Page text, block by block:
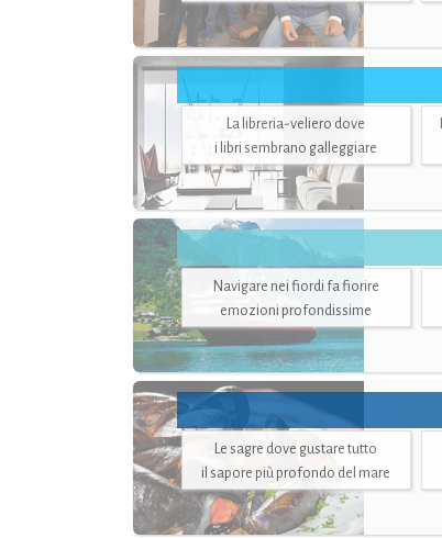
La libreria-veliero dove
i libri sembrano galleggiare
Navigare nei fiordi fa fiorire
emozioni profondissime
Le sagre dove gustare tutto
il sapore più profondo del mare